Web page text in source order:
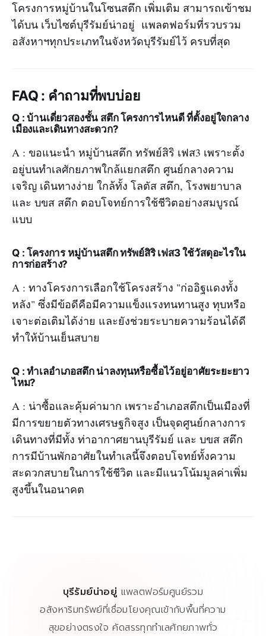
โครงการหมู่บ้านในโซนสตึก เพิ่มเติม สามารถเข้าชม
ได้บน เว็บไซต์บุรีรัมย์น่าอยู่ แพลตฟอร์มที่รวบรวม
อสังหาฯทุกประเภทในจังหวัดบุรีรัมย์ไว้ ครบที่สุด
FAQ : คำถามที่พบบ่อย
Q : บ้านเดี่ยวสองชั้น สตึก โครงการไหนดี ที่ตั้งอยู่ใจกลาง
เมืองและเดินทางสะดวก?
A : ขอแนะนำ หมู่บ้านสตึก ทรัพย์สิริ เฟส3 เพราะตั้ง
อยู่บนทำเลศักยภาพใกล้แยกสตึก ศูนย์กลางความ
เจริญ เดินทางง่าย ใกล้ทั้ง โลตัส สตึก, โรงพยาบาล
และ บขส สตึก ตอบโจทย์การใช้ชีวิตอย่างสมบูรณ์
แบบ
Q : โครงการ หมู่บ้านสตึก ทรัพย์สิริ เฟส3 ใช้วัสดุอะไรใน
การก่อสร้าง?
A : ทางโครงการเลือกใช้โครงสร้าง "ก่ออิฐแดงทั้ง
หลัง" ซึ่งมีข้อดีคือมีความแข็งแรงทนทานสูง ทุบหรือ
เจาะต่อเติมได้ง่าย และยังช่วยระบายความร้อนได้ดี
ทำให้บ้านเย็นสบาย
Q : ทำเลอำเภอสตึก น่าลงทุนหรือซื้อไว้อยู่อาศัยระยะยาว
ไหม?
A : น่าซื้อและคุ้มค่ามาก เพราะอำเภอสตึกเป็นเมืองที่
มีการขยายตัวทางเศรษฐกิจสูง เป็นจุดศูนย์กลางการ
เดินทางที่มีทั้ง ท่าอากาศยานบุรีรัมย์ และ บขส สตึก
การมีบ้านพักอาศัยในทำเลนี้จึงตอบโจทย์ทั้งความ
สะดวกสบายในการใช้ชีวิต และมีแนวโน้มมูลค่าเพิ่ม
สูงขึ้นในอนาคต
บุรีรัมย์น่าอยู่ แพลตฟอร์มศูนย์รวม
อสังหาริมทรัพย์ที่เชื่อมโยงคุณเข้ากับพื้นที่ความ
สุขอย่างตรงใจ คัดสรรทุกทำเลศักยภาพทั่ว